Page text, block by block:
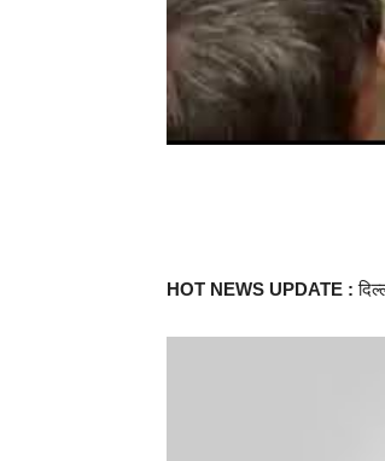
HOT NEWS UPDATE :